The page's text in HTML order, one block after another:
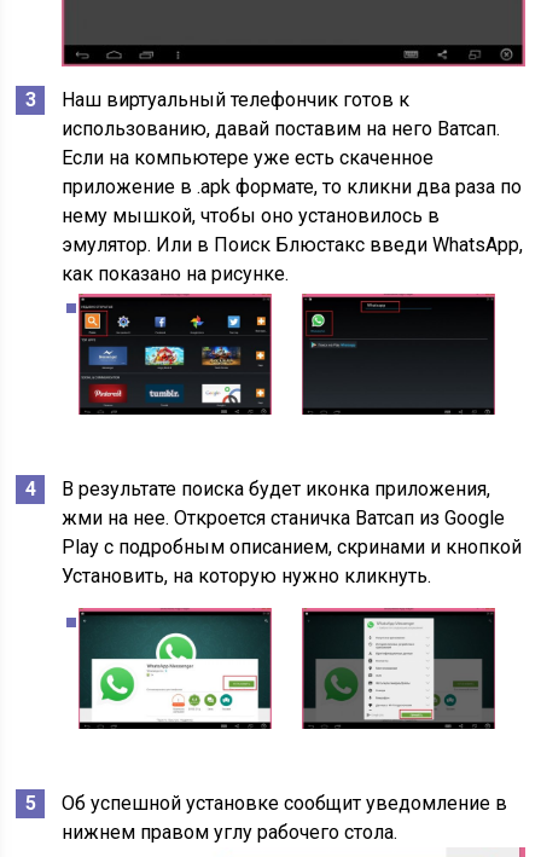
Наш виртуальный телефончик готов к
использованию, давай поставим на него Ватсап.
Если на компьютере уже есть скаченное
приложение в .apk формате, то кликни два раза по
нему мышкой, чтобы оно установилось в
эмулятор. Или в Поиск Блюстакс введи WhatsApp,
как показано на рисунке.
В результате поиска будет иконка приложения,
жми на нее. Откроется станичка Ватсап из Google
Play с подробным описанием, скринами и кнопкой
Установить, на которую нужно кликнуть.
Об успешной установке сообщит уведомление в
нижнем правом углу рабочего стола.